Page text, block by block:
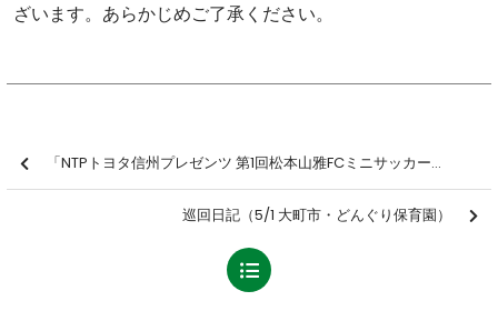
ざいます。あらかじめご了承ください。
「NTPトヨタ信州プレゼンツ 第1回松本山雅FCミニサッカー大会」を開催しました【報告】
巡回日記（5/1 大町市・どんぐり保育園）